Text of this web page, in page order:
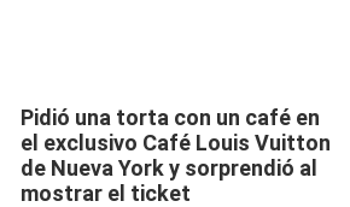
Pidió una torta con un café en
el exclusivo Café Louis Vuitton
de Nueva York y sorprendió al
mostrar el ticket